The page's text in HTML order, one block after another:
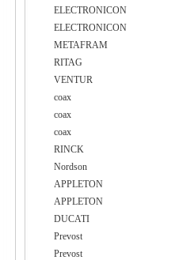
ELECTRONICON
ELECTRONICON
METAFRAM
RITAG
VENTUR
coax
coax
coax
RINCK
Nordson
APPLETON
APPLETON
DUCATI
Prevost
Prevost